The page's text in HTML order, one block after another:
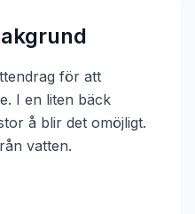
för att
I en liten bäck
å blir det omöjligt.
vatten.